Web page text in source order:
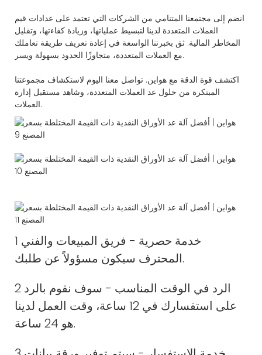
انضم إلى مجتمعنا المتنامي من الشركات التي تعتمد على عدادات قيم
العملات المتعددة لدينا لتبسيط عملياتها، وزيادة كفاءتها، وتقليل
المخاطر المالية. ثق بخبرتنا الواسعة في إعادة تعريف طريقة تعاملك
مع العملات المتعددة، متجاوزًا الحدود بسهولة ويسر.
اكتشف قوة الدقة مع هواين. تواصل معنا اليوم لاستكشاف مجموعتنا
المبتكرة من حلول عد العملات المتعددة، وشاهد مستقبل إدارة
العملات.
1 خدمة حصرية - فريق المبيعات والفني
المحترف سيكون مسؤولاً عن طلبك.
2 الرد في الوقت المناسب - سوف نقوم بالرد
على استفسارك في 12 ساعة، وقت العمل لدينا
هو 24 ساعة.